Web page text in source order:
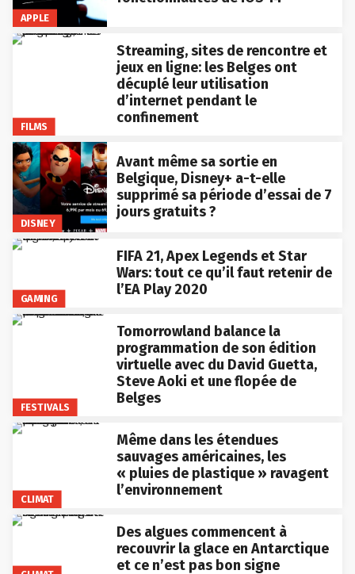
APPLE
FILMS
Streaming, sites de rencontre et
jeux en ligne: les Belges ont
décuplé leur utilisation
d’internet pendant le
confinement
DISNEY
Avant même sa sortie en
Belgique, Disney+ a-t-elle
supprimé sa période d’essai de 7
jours gratuits ?
GAMING
FIFA 21, Apex Legends et Star
Wars: tout ce qu’il faut retenir de
l’EA Play 2020
FESTIVALS
Tomorrowland balance la
programmation de son édition
virtuelle avec du David Guetta,
Steve Aoki et une flopée de
Belges
CLIMAT
Même dans les étendues
sauvages américaines, les
« pluies de plastique » ravagent
l’environnement
Des algues commencent à
recouvrir la glace en Antarctique
et ce n’est pas bon signe